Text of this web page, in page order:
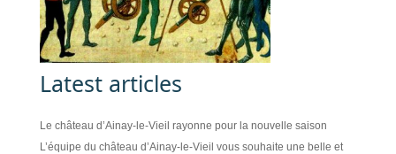
Latest articles
Le château d’Ainay-le-Vieil rayonne pour la nouvelle saison
L’équipe du château d’Ainay-le-Vieil vous souhaite une belle et